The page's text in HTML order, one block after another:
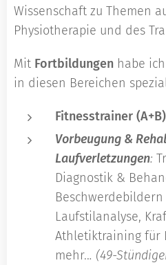
Wissenschaft zu Themen
Physiotherapie und des
Mit Fortbildungen habe
in diesen Bereichen
Fitnesstrainer
Vorbeugung &
Laufverletzungen:
Diagnostik &
Laufstilanalyse,
Athletiktraining für
mehr... (49-